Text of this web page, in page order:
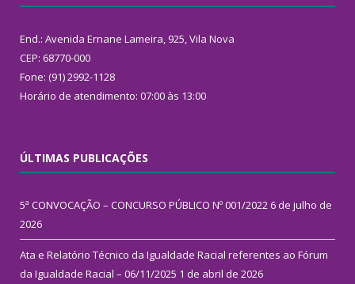
End.: Avenida Ernane Lameira, 925, Vila Nova
CEP: 68770-000
Fone: (91) 2992-1128
Horário de atendimento: 07:00 às 13:00
ÚLTIMAS PUBLICAÇÕES
5ª CONVOCAÇÃO – CONCURSO PÚBLICO Nº 001/2022 6 de julho de
2026
Ata e Relatório Técnico da Igualdade Racial referentes ao Fórum
da Igualdade Racial – 06/11/2025 1 de abril de 2026